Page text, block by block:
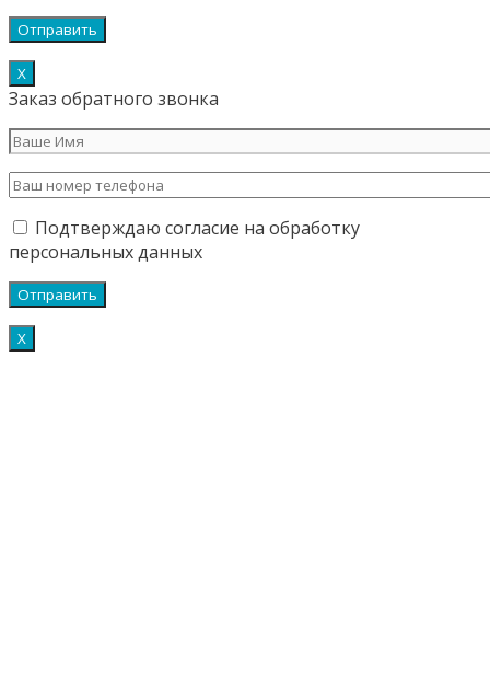
Х
Заказ обратного звонка
Подтверждаю согласие на обработку
персональных данных
Х